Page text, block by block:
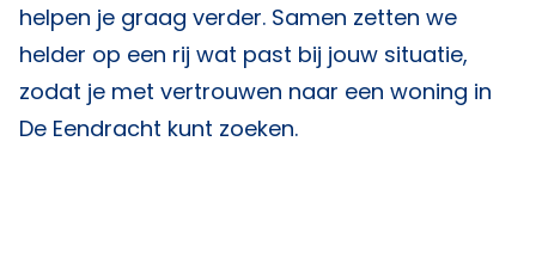
helpen je graag verder. Samen zetten we
helder op een rij wat past bij jouw situatie,
zodat je met vertrouwen naar een woning in
De Eendracht kunt zoeken.